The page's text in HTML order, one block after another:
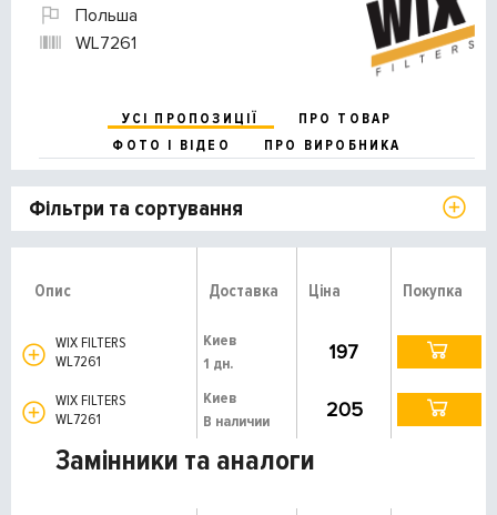
Польша
WL7261
УСІ ПРОПОЗИЦІЇ
ПРО ТОВАР
ФОТО І ВІДЕО
ПРО ВИРОБНИКА
Фільтри та сортування
Опис Доставка Ціна Покупка
WIX FILTERS
WL7261
Киев
1 дн.
197
WIX FILTERS
WL7261
Киев
В наличии
205
Замінники та аналоги